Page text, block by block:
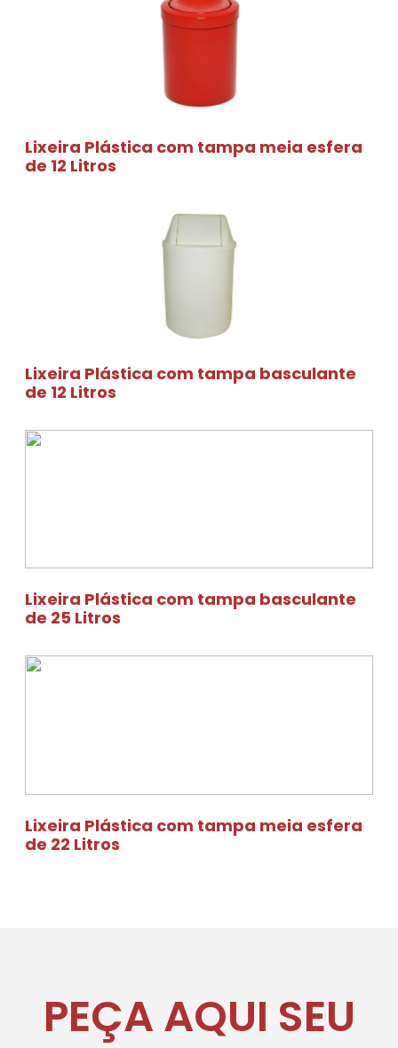
Lixeira Plástica com tampa meia esfera
de 12 Litros
Lixeira Plástica com tampa basculante
de 12 Litros
Lixeira Plástica com tampa basculante
de 25 Litros
Lixeira Plástica com tampa meia esfera
de 22 Litros
PEÇA AQUI SEU